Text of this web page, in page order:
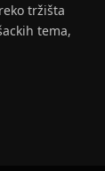
tržišta
tema,